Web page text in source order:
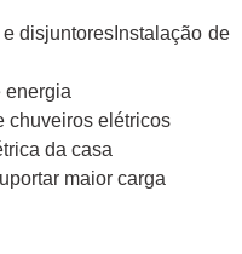
disjuntoresInstalação de
energia
chuveiros elétricos
da casa
maior carga